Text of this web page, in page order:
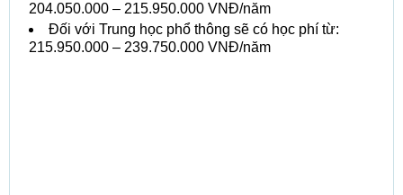
204.050.000 – 215.950.000 VNĐ/năm
Đối với Trung học phổ thông sẽ có học phí từ:
215.950.000 – 239.750.000 VNĐ/năm